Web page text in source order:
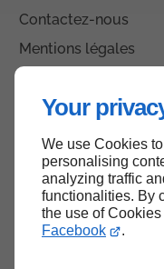
Your
We use Cookies
personalising
analyzing traffic
functionalities. By
the use of
Facebook
.
Contactez-nous
Mentions légales